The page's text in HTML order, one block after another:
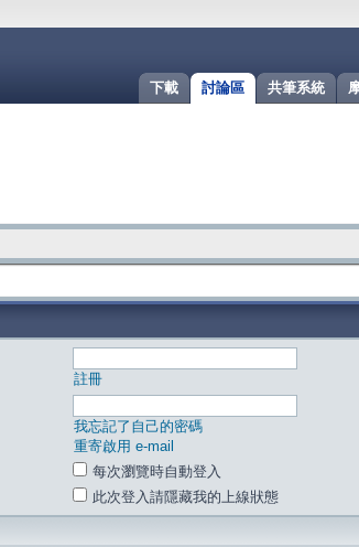
共筆系統
討論區
下載
註冊
我忘記了自己的密碼
重寄啟用 e-mail
每次瀏覽時自動登入
此次登入請隱藏我的上線狀態